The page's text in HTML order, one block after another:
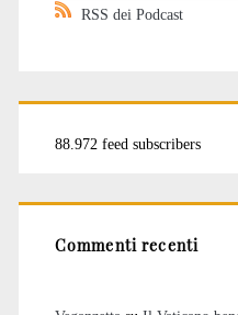
RSS dei Podcast
88.972 feed subscribers
Commenti recenti